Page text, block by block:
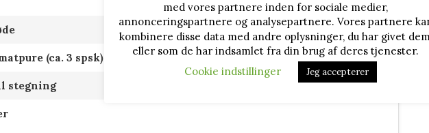
(ca. 3 spsk)
stegning
med vores partnere inden for sociale medier,
annonceringspartnere og analysepartnere. Vores partnere
kombinere disse data med andre oplysninger, du har givet
eller som de har indsamlet fra din brug af deres tjenester.
Cookie indstillinger
Jeg accepterer